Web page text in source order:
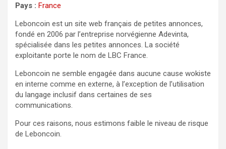
Pays : France
Leboncoin est un site web français de petites annonces,
fondé en 2006 par l’entreprise norvégienne Adevinta,
spécialisée dans les petites annonces. La société
exploitante porte le nom de LBC France.
Leboncoin ne semble engagée dans aucune cause wokiste
en interne comme en externe, à l’exception de l’utilisation
du langage inclusif dans certaines de ses
communications.
Pour ces raisons, nous estimons faible le niveau de risque
de Leboncoin.